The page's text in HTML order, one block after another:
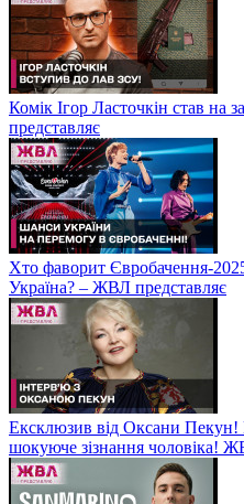
Комік Ігор Ласточкін став на
представляє
Хто фаворит Євробачення-
Україна? – ЖВЛ представляє
Ексклюзив від Оксани Пекун!
шокуюче зізнання чоловіка!